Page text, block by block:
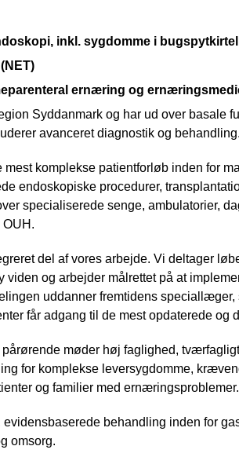
inkl. sygdomme i
ernæring og
Syddanmark og har ud over basale
avanceret diagnostik og behandling.
komplekse patientforløb inden for
endoskopiske procedurer,
specialiserede senge, ambulatorier,
del af vores arbejde. Vi deltager
viden og arbejder målrettet på at
uddanner fremtidens
får adgang til de mest opdaterede og
møder høj faglighed,
for komplekse leversygdomme,
og familier med ernæringsproblemer.
behandling inden for
omsorg.